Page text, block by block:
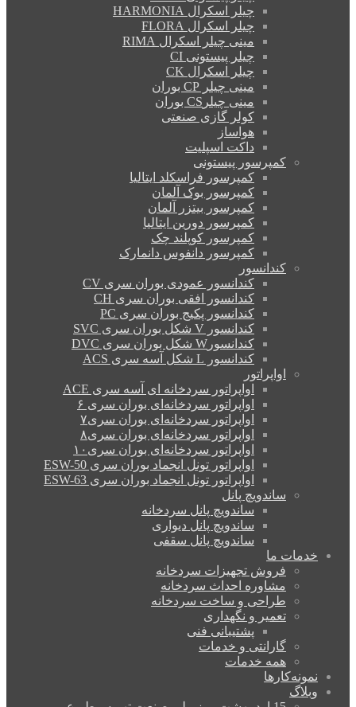
چیلر اسکرال HARMONIA
چیلر اسکرال FLORA
مینی چیلر اسکرال RIMA
چیلر پیستونی CI
چیلر اسکرال CK
مینی چیلر CP بوران
مینی چیلرCS بوران
کولر گازی صنعتی
هواساز
داکت اسپلیت
کمپرسور پیستونی
کمپرسور فراسکلد ایتالیا
کمپرسور بوک آلمان
کمپرسور بیتزر آلمان
کمپرسور دورین ایتالیا
کمپرسور کوپلند چک
کمپرسور دانفوس دانمارک
کندانسور
کندانسور عمودی بوران سری CV
کندانسور افقی بوران سری CH
کندانسور پکیج بوران سری PC
کندانسور V شکل بوران سری SVC
کندانسورW شکل بوران سری DVC
کندانسور L شکل آسه سری ACS
اواپراتور
اواپراتور سردخانه ای آسه سری ACE
اواپراتور سردخانه‌ای بوران سری ۶
اواپراتور سردخانه‌ای بوران سری۷
اواپراتور سردخانه‌ای بوران سری۸
اواپراتور سردخانه‌ای بوران سری۱۰
اواپراتور تونل انجماد بوران سری ESW-50
اواپراتور تونل انجماد بوران سری ESW-63
ساندویچ پانل
ساندویچ پانل سردخانه
ساندویچ پانل دیواری
ساندویچ پانل سقفی
خدمات ما
فروش تجهیزات سردخانه
مشاوره احداث سردخانه
طراحی و ساخت سردخانه
تعمیر و نگهداری
پشتیبانی فنی
گارانتی و خدمات
همه خدمات
نمونه‌کارها
وبلاگ